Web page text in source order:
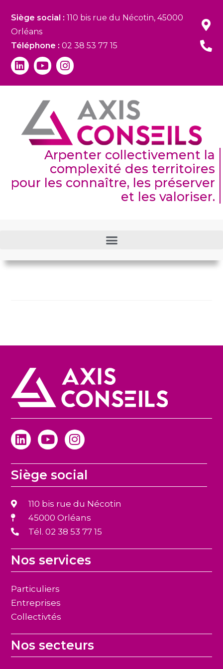
Siège social :110 bis rue du Nécotin, 45000
Orléans
Téléphone :02 38 53 77 15
Arpenter collectivement la
complexité des territoires
pour les connaître, les préserver
et les valoriser.
Siège social
110 bis rue du Nécotin
45000 Orléans
Tél. 02 38 53 77 15
Nos services
Particuliers
Entreprises
Collectivtés
Nos secteurs